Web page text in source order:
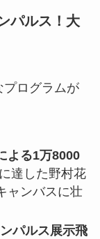
パルス！大
プログラムが
よる1万8000
達した野村花
ャンバスに壮
パルス展示飛